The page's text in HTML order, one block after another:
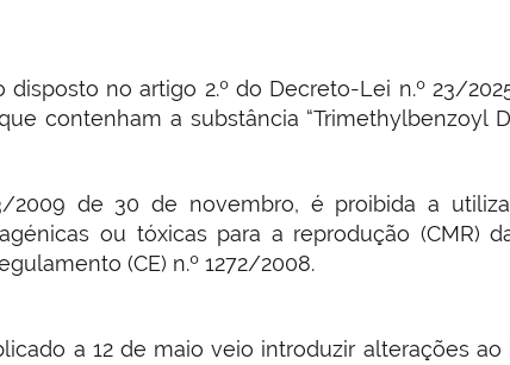
no artigo 2.º do Decreto-Lei n.º 23/
contenham a substância “Trimethylbenzoyl
2009 de 30 de novembro, é proibida a
ou tóxicas para a reprodução (CMR)
(CE) n.º 1272/2008.
a 12 de maio veio introduzir alterações ao